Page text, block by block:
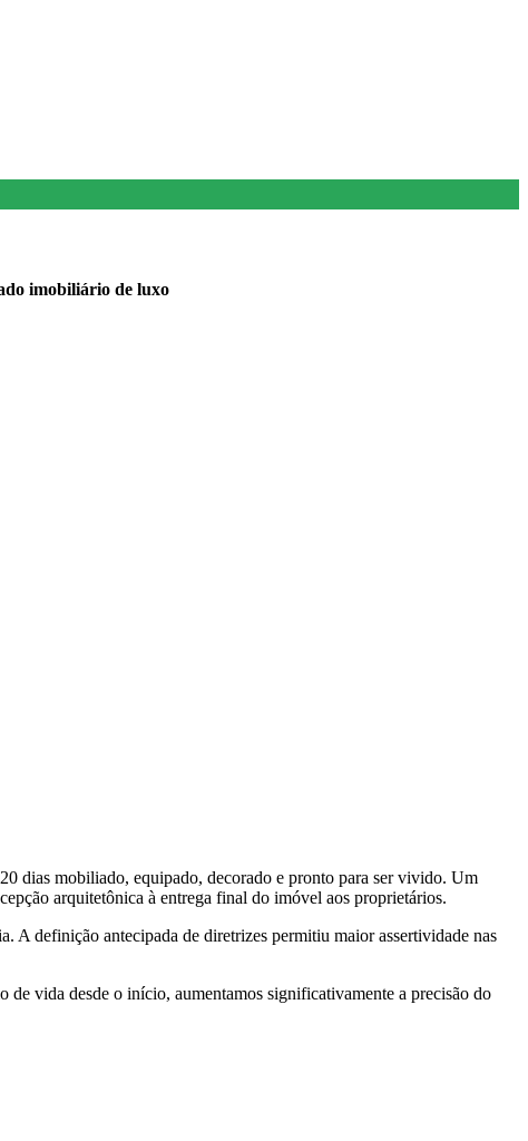
imobiliário de luxo
dias mobiliado, equipado, decorado e pronto para ser vivido. Um
arquitetônica à entrega final do imóvel aos proprietários.
A definição antecipada de diretrizes permitiu maior assertividade nas
vida desde o início, aumentamos significativamente a precisão do